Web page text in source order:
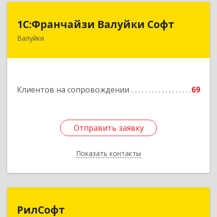
1С:Франчайзи Валуйки Софт
Валуйки
Клиентов на сопровождении 69
Отправить заявку
Показать контакты
1С:Франчайзи Валуйки Софт
309996, Белгородская обл, Валуйки г, Горького,
Отправить заявку
Назад
РилСофт